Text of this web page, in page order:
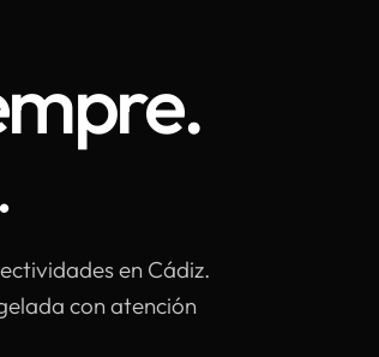
en Cádiz.
con atención